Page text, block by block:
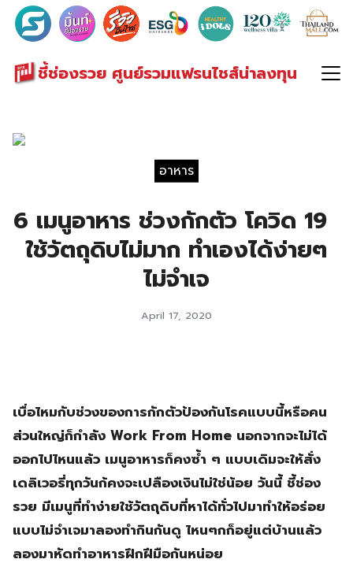
ชี้ช่องรวย ศูนย์รวมแฟรนไชส์น่าลงทุน
Search
for:
อาหาร
6 เมนูอาหาร ช่วงกักตัว โควิด 19
ใช้วัตถุดิบไม่มาก ทำเองได้ง่ายๆ
ไม่จำเจ
April 17, 2020
เบื่อไหมกับช่วงของการกักตัวป้องกันโรคแบบนี้หรือคน
ส่วนใหญ่ก็กำลัง Work From Home นอกจากจะไม่ได้
ออกไปไหนแล้ว เมนูอาหารก็คงซ้ำ ๆ แบบเดิมจะให้สั่ง
เดลิเวอรี่ทุกวันก้คงจะเปลืองเงินไม่ใช่น้อย วันนี้ ชี้ช่อง
รวย มีเมนูที่ทำง่ายใช้วัตถุดิบที่หาได้ทั่วไปมาทำให้อร่อย
แบบไม่จำเจมาลองทำกินกันดู ไหนๆกก็อยู่แต่บ้านแล้ว
ลองมาหัดทำอาหารฝึกฝีมือกันหน่อย